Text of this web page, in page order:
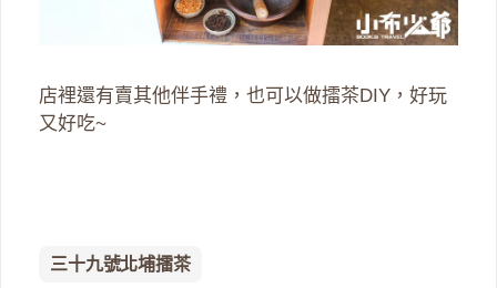
店裡還有賣其他伴手禮，也可以做擂茶DIY，好玩
又好吃~
三十九號北埔擂茶